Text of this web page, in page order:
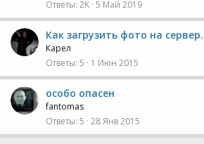
Ответы 2K 5 Май 2019
Как загрузить фото на сервер.
Карел
Ответы 5 1 Июн 2015
особо опасен
fantomas
Ответы 5 28 Янв 2015